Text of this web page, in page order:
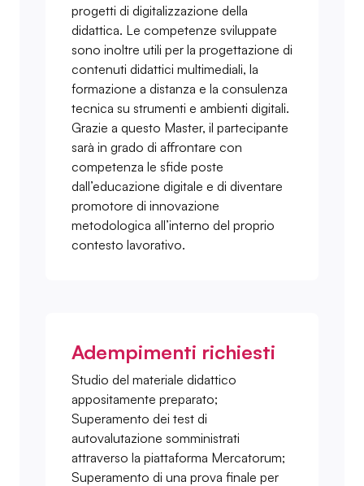
progetti di digitalizzazione della
didattica. Le competenze sviluppate
sono inoltre utili per la progettazione di
contenuti didattici multimediali, la
formazione a distanza e la consulenza
tecnica su strumenti e ambienti digitali.
Grazie a questo Master, il partecipante
sarà in grado di affrontare con
competenza le sfide poste
dall’educazione digitale e di diventare
promotore di innovazione
metodologica all’interno del proprio
contesto lavorativo.
Adempimenti richiesti
Studio del materiale didattico
appositamente preparato;
Superamento dei test di
autovalutazione somministrati
attraverso la piattaforma Mercatorum;
Superamento di una prova finale per